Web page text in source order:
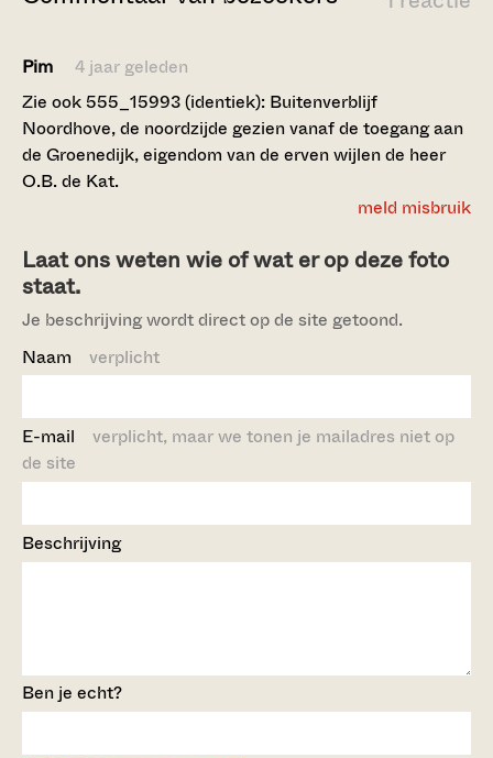
Pim
4 jaar geleden
Zie ook 555_15993 (identiek): Buitenverblijf
Noordhove, de noordzijde gezien vanaf de toegang aan
de Groenedijk, eigendom van de erven wijlen de heer
O.B. de Kat.
meld misbruik
Laat ons weten wie of wat er op deze foto
staat.
Je beschrijving wordt direct op de site getoond.
Naam verplicht
E-mail verplicht, maar we tonen je mailadres niet op
de site
Beschrijving
Ben je echt?